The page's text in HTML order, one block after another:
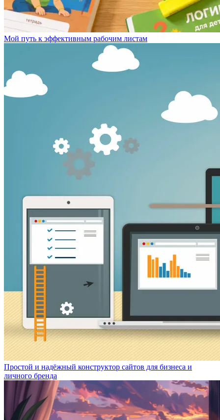
Мой путь к эффективным рабочим листам
Простой и надёжный конструктор сайтов для бизнеса и
личного бренда